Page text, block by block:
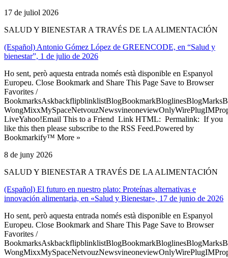
17 de juliol 2026
SALUD Y BIENESTAR A TRAVÉS DE LA ALIMENTACIÓN
(Español) Antonio Gómez López de GREENCODE, en “Salud y
bienestar”, 1 de julio de 2026
Ho sent, però aquesta entrada només està disponible en Espanyol
Europeu. Close Bookmark and Share This Page Save to Browser
Favorites /
LiveYahoo!Email This to a Friend Link HTML: Permalink: If you
like this then please subscribe to the RSS Feed.Powered by
Bookmarkify™ More »
8 de juny 2026
SALUD Y BIENESTAR A TRAVÉS DE LA ALIMENTACIÓN
(Español) El futuro en nuestro plato: Proteínas alternativas e
innovación alimentaria, en «Salud y Bienestar», 17 de junio de 2026
Ho sent, però aquesta entrada només està disponible en Espanyol
Europeu. Close Bookmark and Share This Page Save to Browser
Favorites /